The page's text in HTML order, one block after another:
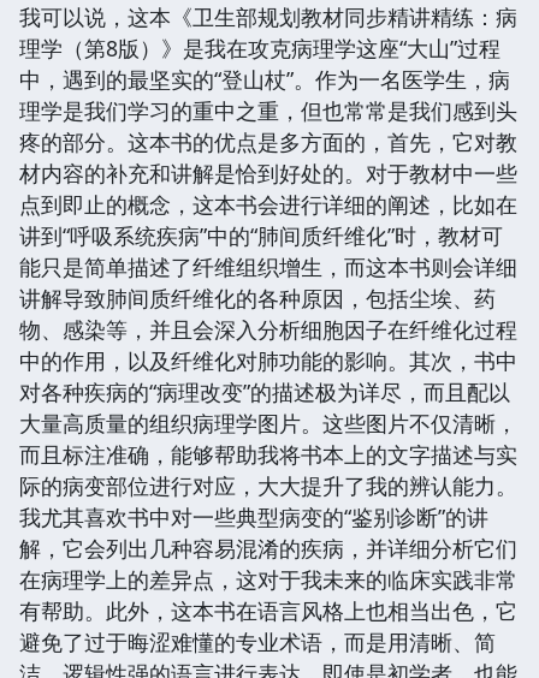
我可以说，这本《卫生部规划教材同步精讲精练：病
理学（第8版）》是我在攻克病理学这座“大山”过程
中，遇到的最坚实的“登山杖”。作为一名医学生，病
理学是我们学习的重中之重，但也常常是我们感到头
疼的部分。这本书的优点是多方面的，首先，它对教
材内容的补充和讲解是恰到好处的。对于教材中一些
点到即止的概念，这本书会进行详细的阐述，比如在
讲到“呼吸系统疾病”中的“肺间质纤维化”时，教材可
能只是简单描述了纤维组织增生，而这本书则会详细
讲解导致肺间质纤维化的各种原因，包括尘埃、药
物、感染等，并且会深入分析细胞因子在纤维化过程
中的作用，以及纤维化对肺功能的影响。其次，书中
对各种疾病的“病理改变”的描述极为详尽，而且配以
大量高质量的组织病理学图片。这些图片不仅清晰，
而且标注准确，能够帮助我将书本上的文字描述与实
际的病变部位进行对应，大大提升了我的辨认能力。
我尤其喜欢书中对一些典型病变的“鉴别诊断”的讲
解，它会列出几种容易混淆的疾病，并详细分析它们
在病理学上的差异点，这对于我未来的临床实践非常
有帮助。此外，这本书在语言风格上也相当出色，它
避免了过于晦涩难懂的专业术语，而是用清晰、简